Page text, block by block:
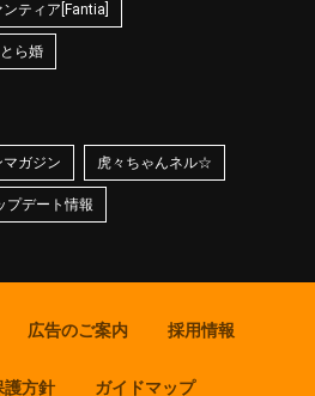
ンティア[Fantia]
とら婚
ガジン 虎々ちゃんネル☆
プデート情報
広告のご案内 採用情報
護方針 ガイドマップ